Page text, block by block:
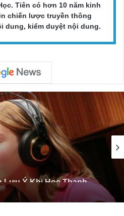
Tiên có hơn 10 năm kinh
chiến lược truyền thông
dung, kiểm duyệt nội dung.
Lưu Ý Khi Học Thanh